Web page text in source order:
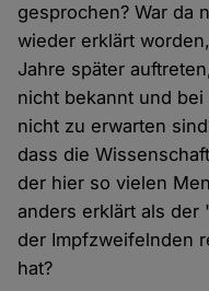
gesprochen? War da
wieder erklärt
Jahre später
nicht bekannt und
nicht zu erwarten
dass die
der hier so vielen
anders erklärt als der
der Impfzweifelnden
hat?